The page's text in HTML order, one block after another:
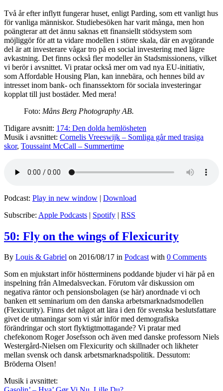
Två år efter inflytt fungerar huset, enligt Parding, som ett vanligt hus
för vanliga människor. Studiebesöken har varit många, men hon
poängterar att det ännu saknas ett finansiellt stödsystem som
möjliggör för att ta vidare modellen i större skala, där en avgörande
del är att investerare vågar tro på en social investering med lägre
avkastning. Det finns också fler modeller än Stadsmissionens, vilket
vi berör i avsnittet. Vi pratar också mer om vad nya EU-initiativ,
som Affordable Housing Plan, kan innebära, och hennes bild av
intresset inom bank- och finanssektorn för sociala investeringar
kopplat till just bostäder. Med mera!
Foto: Måns Berg Photography AB.
Tidigare avsnitt: 174: Den dolda hemlösheten
Musik i avsnittet: Cornelis Vreeswijk – Somliga går med trasiga
skor, Toussaint McCall – Summertime
Podcast: Play in new window | Download
Subscribe: Apple Podcasts | Spotify | RSS
50: Fly on the wings of Flexicurity
By Louis & Gabriel on 2016/08/17 in Podcast with 0 Comments
Som en mjukstart inför höstterminens poddande bjuder vi här på en
inspelning från Almedalsveckan. Förutom vår diskussion om
negativa räntor och pensionsbolagen (se här) anordnade vi och
banken ett seminarium om den danska arbetsmarknadsmodellen
(Flexicurity). Finns det något att lära i den för svenska beslutsfattare
givet de utmaningar som vi står inför med demografiska
förändringar och stort flyktigtmottagande? Vi pratar med
chefekonom Roger Josefsson och även med danske professorn Niels
Westergård-Nielsen om Flexicurity och skillnader och likheter
mellan svensk och dansk arbetsmarknadspolitik. Dessutom:
Bröderna Olsen!
Musik i avsnittet: